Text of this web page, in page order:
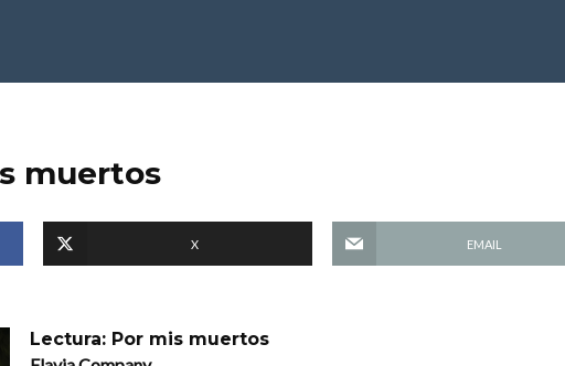
muertos
X EMAIL
Lectura: Por mis muertos